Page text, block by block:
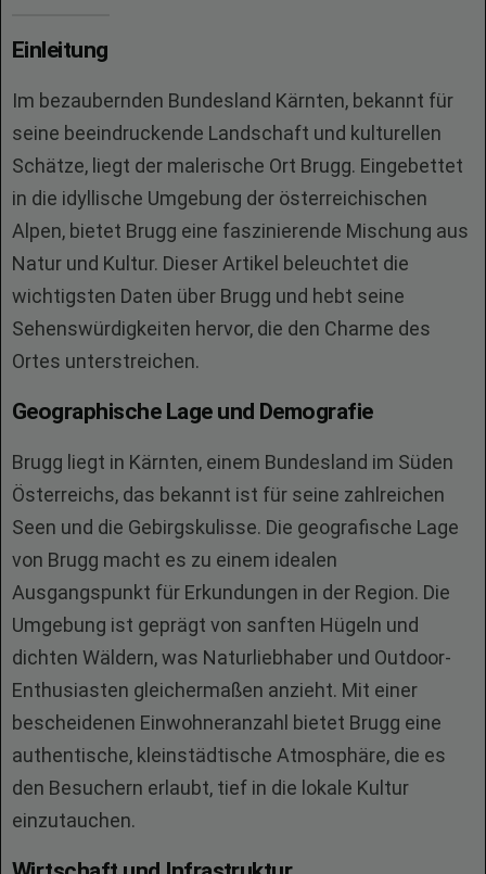
Einleitung
Im bezaubernden Bundesland Kärnten, bekannt für
seine beeindruckende Landschaft und kulturellen
Schätze, liegt der malerische Ort Brugg. Eingebettet
in die idyllische Umgebung der österreichischen
Alpen, bietet Brugg eine faszinierende Mischung aus
Natur und Kultur. Dieser Artikel beleuchtet die
wichtigsten Daten über Brugg und hebt seine
Sehenswürdigkeiten hervor, die den Charme des
Ortes unterstreichen.
Geographische Lage und Demografie
Brugg liegt in Kärnten, einem Bundesland im Süden
Österreichs, das bekannt ist für seine zahlreichen
Seen und die Gebirgskulisse. Die geografische Lage
von Brugg macht es zu einem idealen
Ausgangspunkt für Erkundungen in der Region. Die
Umgebung ist geprägt von sanften Hügeln und
dichten Wäldern, was Naturliebhaber und Outdoor-
Enthusiasten gleichermaßen anzieht. Mit einer
bescheidenen Einwohneranzahl bietet Brugg eine
authentische, kleinstädtische Atmosphäre, die es
den Besuchern erlaubt, tief in die lokale Kultur
einzutauchen.